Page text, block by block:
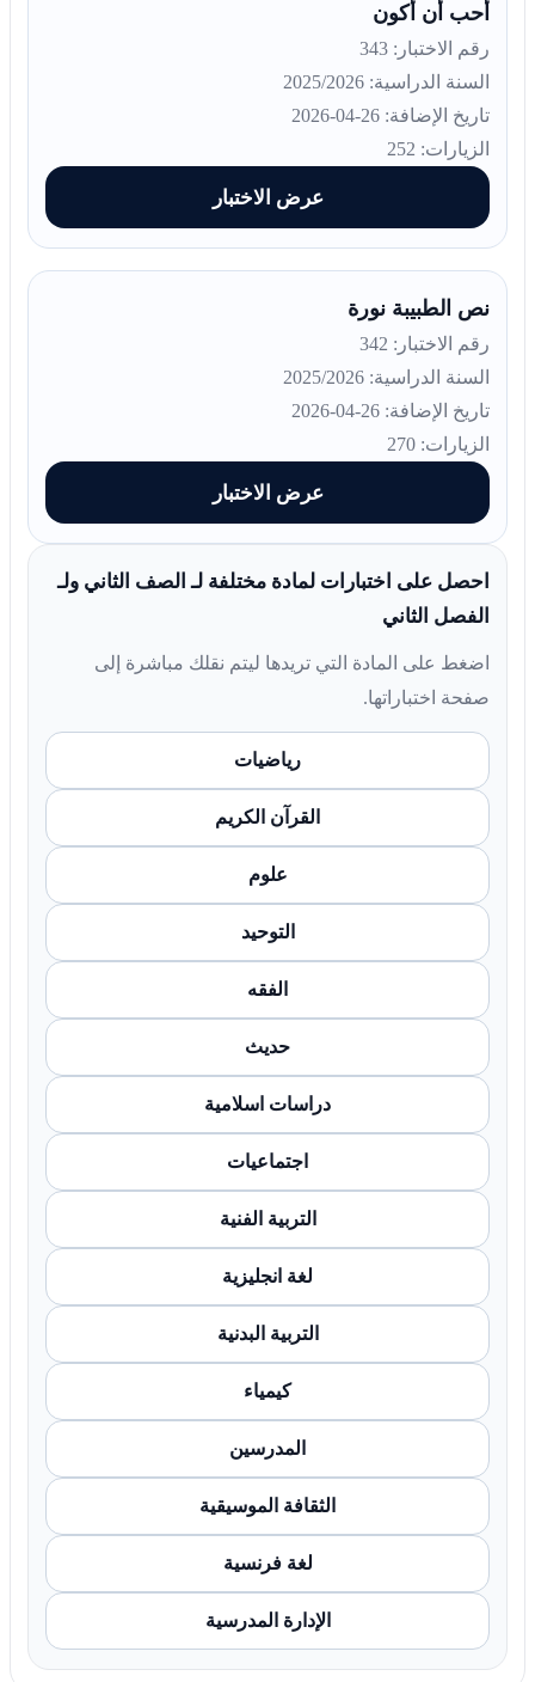
أحب أن أكون
رقم الاختبار: 343
السنة الدراسية: 2025/2026
تاريخ الإضافة: 26-04-2026
الزيارات: 252
عرض الاختبار
نص الطبيبة نورة
رقم الاختبار: 342
السنة الدراسية: 2025/2026
تاريخ الإضافة: 26-04-2026
الزيارات: 270
عرض الاختبار
احصل على اختبارات لمادة مختلفة لـ الصف الثاني ولـ
الفصل الثاني
اضغط على المادة التي تريدها ليتم نقلك مباشرة إلى
صفحة اختباراتها.
رياضيات
القرآن الكريم
علوم
التوحيد
الفقه
حديث
دراسات اسلامية
اجتماعيات
التربية الفنية
لغة انجليزية
التربية البدنية
كيمياء
المدرسين
الثقافة الموسيقية
لغة فرنسية
الإدارة المدرسية